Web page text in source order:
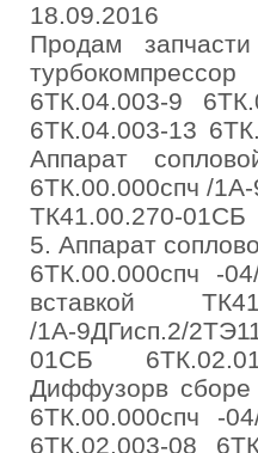
18.09.2016
Продам
6ТК.04.003-9
6ТК.04.003-13
Аппарат
6ТК.00.000спч /
ТК41.00.270-01СБ
5. Аппарат
6ТК.00.000спч -
вставкой
/1А-9ДГисп.2/
01СБ
Диффузорв сборе
6ТК.00.000спч -
6ТК.02.003-08